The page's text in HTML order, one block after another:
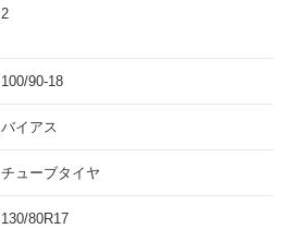
2
100/90-18
バイアス
チューブタイヤ
130/80R17